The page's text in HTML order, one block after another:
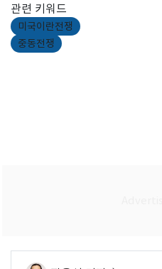
관련 키워드
미국이란전쟁
중동전쟁